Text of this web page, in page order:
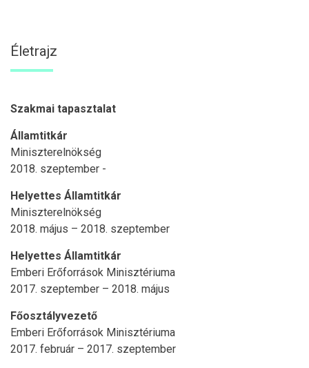
Életrajz
Szakmai tapasztalat
Államtitkár
Miniszterelnökség
2018. szeptember -
Helyettes Államtitkár
Miniszterelnökség
2018. május – 2018. szeptember
Helyettes Államtitkár
Emberi Erőforrások Minisztériuma
2017. szeptember – 2018. május
Főosztályvezető
Emberi Erőforrások Minisztériuma
2017. február – 2017. szeptember